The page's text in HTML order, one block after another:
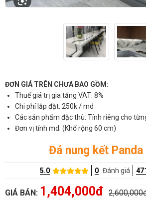
ĐƠN GIÁ TRÊN CHƯA BAO GỒM:
Thuế giá trị gia tăng VAT: 8%
Chi phí lắp đặt: 250k / md
Các sản phẩm đặc thù: Tính riêng cho
Đơn vị tính md: (Khổ rộng 60 cm)
Đá nung kết Panda
5.0 0 Đánh giá
GIÁ BÁN: 1,404,000đ